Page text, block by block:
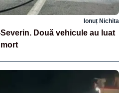
Ionuț Nichita
Două vehicule au luat